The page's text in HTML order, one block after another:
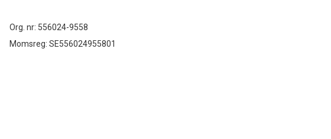
Org. nr: 556024-9558
Momsreg: SE556024955801